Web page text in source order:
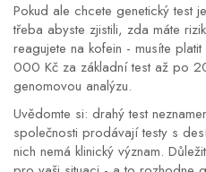
Pokud ale chcete genetický test
třeba abyste zjistili, zda máte
reagujete na kofein - musíte
000 Kč za základní test až po
genomovou analýzu.
Uvědomte si: drahý test
společnosti prodávají testy s
nich nemá klinický význam.